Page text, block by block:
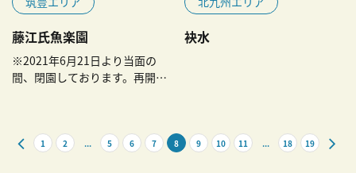
藤江氏魚楽園
※2021年6月21日より当面の
間、閉園しております。再開は
袂水
1 2 ... 5 6 7 8 9 10 11 ... 18 19